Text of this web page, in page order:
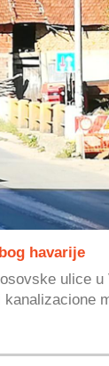
havarije
ulice u